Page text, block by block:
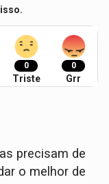
0
Triste
0
Grr
precisam de
o melhor de